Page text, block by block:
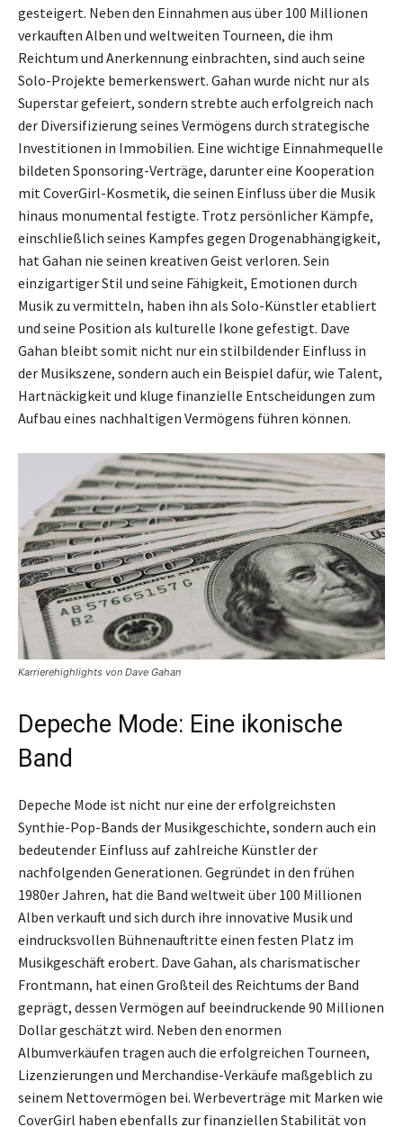
gesteigert. Neben den Einnahmen aus über 100 Millionen
verkauften Alben und weltweiten Tourneen, die ihm
Reichtum und Anerkennung einbrachten, sind auch seine
Solo-Projekte bemerkenswert. Gahan wurde nicht nur als
Superstar gefeiert, sondern strebte auch erfolgreich nach
der Diversifizierung seines Vermögens durch strategische
Investitionen in Immobilien. Eine wichtige Einnahmequelle
bildeten Sponsoring-Verträge, darunter eine Kooperation
mit CoverGirl-Kosmetik, die seinen Einfluss über die Musik
hinaus monumental festigte. Trotz persönlicher Kämpfe,
einschließlich seines Kampfes gegen Drogenabhängigkeit,
hat Gahan nie seinen kreativen Geist verloren. Sein
einzigartiger Stil und seine Fähigkeit, Emotionen durch
Musik zu vermitteln, haben ihn als Solo-Künstler etabliert
und seine Position als kulturelle Ikone gefestigt. Dave
Gahan bleibt somit nicht nur ein stilbildender Einfluss in
der Musikszene, sondern auch ein Beispiel dafür, wie Talent,
Hartnäckigkeit und kluge finanzielle Entscheidungen zum
Aufbau eines nachhaltigen Vermögens führen können.
Karrierehighlights von Dave Gahan
Depeche Mode: Eine ikonische
Band
Depeche Mode ist nicht nur eine der erfolgreichsten
Synthie-Pop-Bands der Musikgeschichte, sondern auch ein
bedeutender Einfluss auf zahlreiche Künstler der
nachfolgenden Generationen. Gegründet in den frühen
1980er Jahren, hat die Band weltweit über 100 Millionen
Alben verkauft und sich durch ihre innovative Musik und
eindrucksvollen Bühnenauftritte einen festen Platz im
Musikgeschäft erobert. Dave Gahan, als charismatischer
Frontmann, hat einen Großteil des Reichtums der Band
geprägt, dessen Vermögen auf beeindruckende 90 Millionen
Dollar geschätzt wird. Neben den enormen
Albumverkäufen tragen auch die erfolgreichen Tourneen,
Lizenzierungen und Merchandise-Verkäufe maßgeblich zu
seinem Nettovermögen bei. Werbeverträge mit Marken wie
CoverGirl haben ebenfalls zur finanziellen Stabilität von